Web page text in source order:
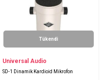
Tükendi
Universal Audio
SD-1 Dinamik Kardioid Mikrofon